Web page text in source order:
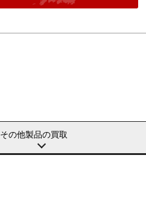
その他製品の買取